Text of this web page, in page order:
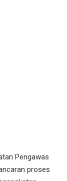
Pengawas
proses